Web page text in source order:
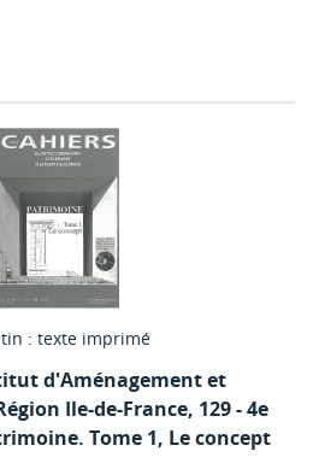
: texte imprimé
d'Aménagement et
Ile-de-France, 129 - 4e
Tome 1, Le concept